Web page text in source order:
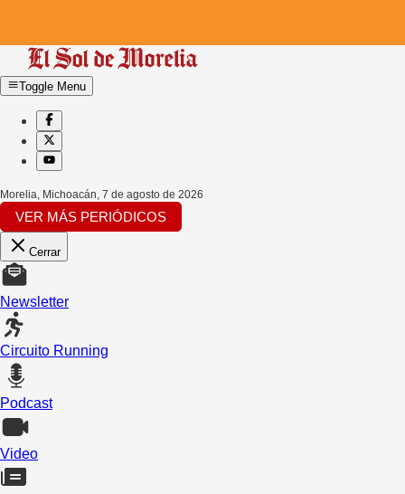
Toggle Menu
Morelia, Michoacán, 7 de agosto de 2026
VER MÁS PERIÓDICOS
Cerrar
Newsletter
Circuito Running
Podcast
Video